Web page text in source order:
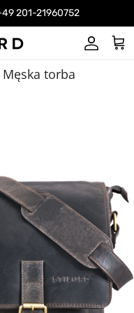
201-21960752
Konto
torba